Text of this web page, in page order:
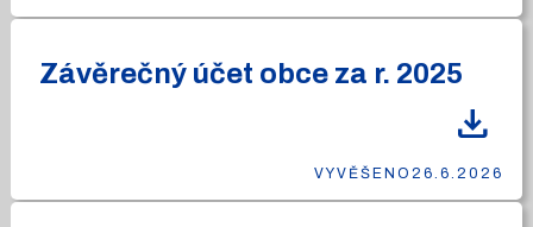
Závěrečný účet obce za r. 2025
download
VYVĚŠENO 26.6.2026